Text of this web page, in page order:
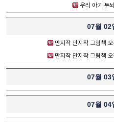
우리 아기 두
07월 02
만지작 만지작 그림책
만지작 만지작 그림책
07월 03
07월 04